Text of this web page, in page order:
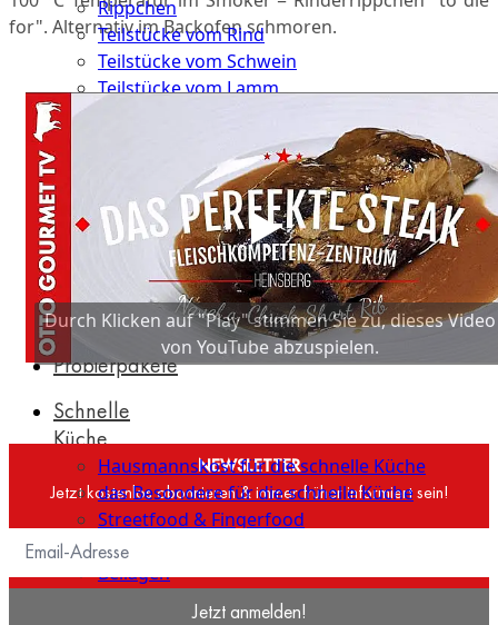
Rippchen
Teilstücke vom Rind
Teilstücke vom Schwein
Teilstücke vom Lamm
Seafood
Meeresfrüchte
Lachs & Räucherlachs
Balik Lachs
Caviar by Caviar House & Prunier
Caviar by Dieckmann & Hansen
Probierpakete
Schnelle
Küche
Hausmannskost für die schnelle Küche
das Besondere für die schnelle Küche
Streetfood & Fingerfood
Grill- und BBQ-Klassiker
Beilagen
Brot & Brötchen
for". Alternativ im Backofen schmoren.
Durch Klicken auf "Play" stimmen Sie zu, dieses Video
von YouTube abzuspielen.
NEWSLETTER
Jetzt kostenlos abonnieren & immer früher informiert sein!
Jetzt anmelden!